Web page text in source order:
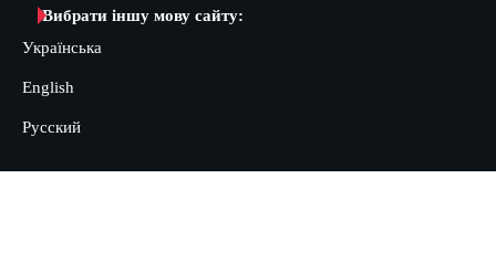
Вибрати іншу мову сайту:
Українська
English
Русский